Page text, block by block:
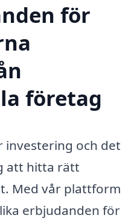
för
företag
investering och det
att hitta rätt
Med vår plattform
erbjudanden för